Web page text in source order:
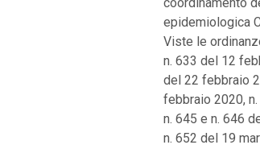
epidemiologica
Viste le
n. 633 del 12
del 22 febbraio
febbraio 2020,
n. 645 e n. 646
n. 652 del 19